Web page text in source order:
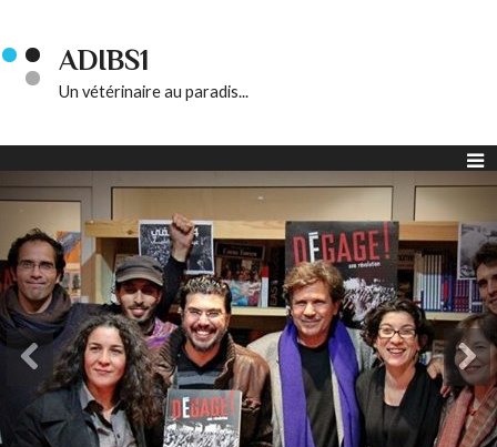
ADIBS1
Un vétérinaire au paradis...